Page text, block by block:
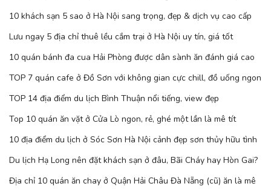
10 khách sạn 5 sao ở Hà Nội sang trọng, đẹp & dịch vụ cao cấp
Lưu ngay 5 địa chỉ thuê lều cắm trại ở Hà Nội uy tín, giá tốt
10 quán bánh đa cua Hải Phòng được dân sành ăn đánh giá cao
TOP 7 quán cafe ở Đồ Sơn với không gian cực chill, đồ uống ngon
TOP 14 địa điểm du lịch Bình Thuận nổi tiếng, view đẹp
Top 10 quán ăn vặt ở Cửa Lò ngon, rẻ, ghé một lần là mê tít
10 địa điểm du lịch ở Sóc Sơn Hà Nội cảnh đẹp sơn thủy hữu tình
Du lịch Hạ Long nên đặt khách sạn ở đâu, Bãi Cháy hay Hòn Gai?
Địa chỉ 10 quán ăn chay ở Quận Hải Châu Đà Nẵng (cũ) ăn là mê